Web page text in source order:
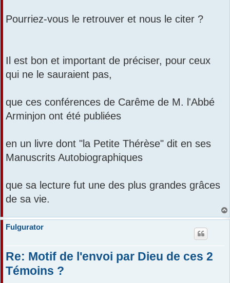
Pourriez-vous le retrouver et nous le citer ?
Il est bon et important de préciser, pour ceux
qui ne le sauraient pas,
que ces conférences de Carême de M. l'Abbé
Arminjon ont été publiées
en un livre dont "la Petite Thérèse" dit en ses
Manuscrits Autobiographiques
que sa lecture fut une des plus grandes grâces
de sa vie.
Fulgurator
Re: Motif de l'envoi par Dieu de ces 2
Témoins ?